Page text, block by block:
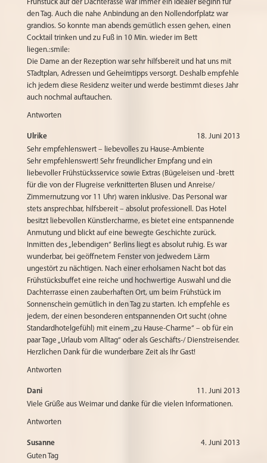
Frühstück auf der Dachterasse war immer ein idealer Beginn für
den Tag. Auch die nahe Anbindung an den Nollendorfplatz war
grandios. So konnte man abends gemütlich essen gehen, einen
Cocktail trinken und zu Fuß in 10 Min. wieder im Bett
liegen.:smile:
Die Dame an der Rezeption war sehr hilfsbereit und hat uns mit
STadtplan, Adressen und Geheimtipps versorgt. Deshalb empfehle
ich jedem diese Residenz weiter und werde bestimmt dieses Jahr
auch nochmal auftauchen.
Antworten
Ulrike
18. Juni 2013
Sehr empfehlenswert – liebevolles zu Hause-Ambiente
Sehr empfehlenswert! Sehr freundlicher Empfang und ein
liebevoller Frühstücksservice sowie Extras (Bügeleisen und -brett
für die von der Flugreise verknitterten Blusen und Anreise/
Zimmernutzung vor 11 Uhr) waren inklusive. Das Personal war
stets ansprechbar, hilfsbereit – absolut professionell. Das Hotel
besitzt liebevollen Künstlercharme, es bietet eine entspannende
Anmutung und blickt auf eine bewegte Geschichte zurück.
Inmitten des „lebendigen“ Berlins liegt es absolut ruhig. Es war
wunderbar, bei geöffnetem Fenster von jedwedem Lärm
ungestört zu nächtigen. Nach einer erholsamen Nacht bot das
Frühstücksbuffet eine reiche und hochwertige Auswahl und die
Dachterrasse einen zauberhaften Ort, um beim Frühstück im
Sonnenschein gemütlich in den Tag zu starten. Ich empfehle es
jedem, der einen besonderen entspannenden Ort sucht (ohne
Standardhotelgefühl) mit einem „zu Hause-Charme“ – ob für ein
paar Tage „Urlaub vom Alltag“ oder als Geschäfts-/ Dienstreisender.
Herzlichen Dank für die wunderbare Zeit als Ihr Gast!
Antworten
Dani
11. Juni 2013
Viele Grüße aus Weimar und danke für die vielen Informationen.
Antworten
Susanne
4. Juni 2013
Guten Tag